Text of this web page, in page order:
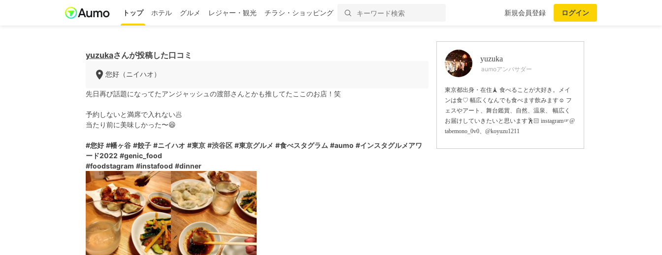
トップ ホテル グルメ レジャー・観光 チラシ・ショッピング 新規会員登録 ログイン
yuzukaさんが投稿した口コミ
您好（ニイハオ）
先日再び話題になってたアンジャッシュの渡部さんとかも推してたここのお店！笑
予約しないと満席で入れない🥟
当たり前に美味しかった〜😆
#您好 #幡ヶ谷 #餃子 #ニイハオ #東京 #渋谷区 #東京グルメ #食べスタグラム #aumo #インスタグルメアワ
ード2022 #genic_food
#foodstagram #instafood #dinner
yuzuka
aumoアンバサダー
東京都出身・在住🗼 食べることが大好き。メイ
ンは食♡ 幅広くなんでも食べます飲みます☺︎ フ
ェスやアート、舞台鑑賞、自然、温泉、 幅広く
お届けしていきたいと思います🕺🏻 instagram☞@
tabemono_0v0、@koyuzu1211